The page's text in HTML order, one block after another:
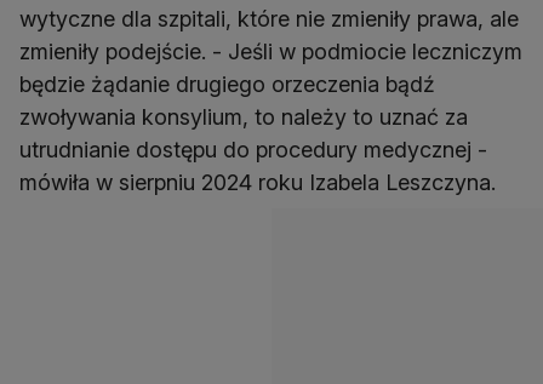
wytyczne dla szpitali, które nie zmieniły prawa, ale
zmieniły podejście. - Jeśli w podmiocie leczniczym
będzie żądanie drugiego orzeczenia bądź
zwoływania konsylium, to należy to uznać za
utrudnianie dostępu do procedury medycznej -
mówiła w sierpniu 2024 roku Izabela Leszczyna.